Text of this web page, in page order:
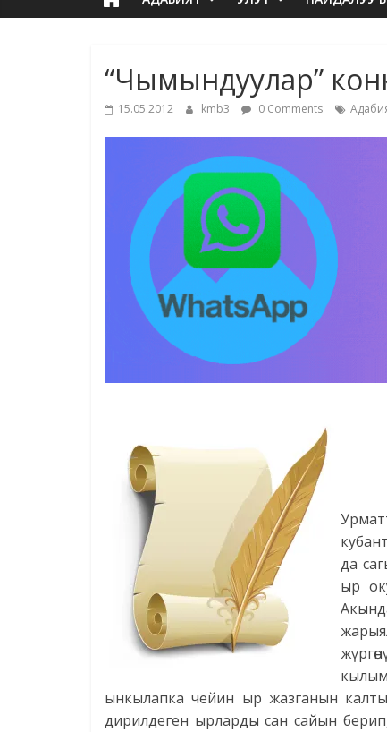
“Чымындуулар”
15.05.2012 kmb3 0 Comments
да
ыр
ынкылапка чейин ыр жазганын
дирилдеген ырларды сан сайын берип,